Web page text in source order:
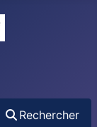
Rechercher